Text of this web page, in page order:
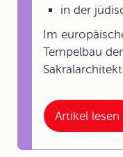
Artikel lesen
in der
Im
Tempelbau der